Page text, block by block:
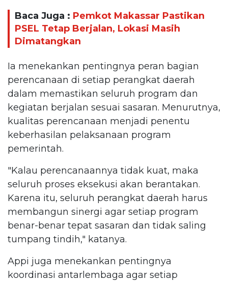
Baca Juga : Pemkot Makassar Pastikan
PSEL Tetap Berjalan, Lokasi Masih
Dimatangkan
Ia menekankan pentingnya peran bagian
perencanaan di setiap perangkat daerah
dalam memastikan seluruh program dan
kegiatan berjalan sesuai sasaran. Menurutnya,
kualitas perencanaan menjadi penentu
keberhasilan pelaksanaan program
pemerintah.
"Kalau perencanaannya tidak kuat, maka
seluruh proses eksekusi akan berantakan.
Karena itu, seluruh perangkat daerah harus
membangun sinergi agar setiap program
benar-benar tepat sasaran dan tidak saling
tumpang tindih," katanya.
Appi juga menekankan pentingnya
koordinasi antarlembaga agar setiap